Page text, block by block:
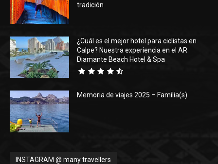
tradición
¿Cuál es el mejor hotel para ciclistas en
Calpe? Nuestra experiencia en el AR
Diamante Beach Hotel & Spa
Memoria de viajes 2025 – Familia(s)
INSTAGRAM @ many travellers